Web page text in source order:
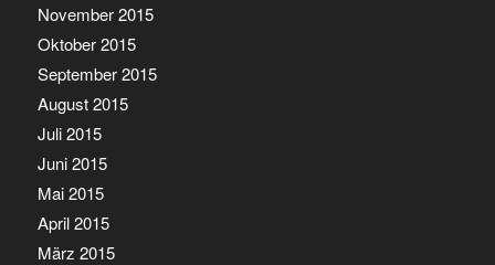
November 2015
Oktober 2015
September 2015
August 2015
Juli 2015
Juni 2015
Mai 2015
April 2015
März 2015